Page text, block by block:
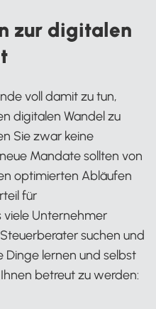
zur digitalen
voll damit zu tun,
digitalen Wandel zu
Sie zwar keine
Mandate sollten von
optimierten Abläufen
für
viele Unternehmer
suchen und
lernen und selbst
betreut zu werden: